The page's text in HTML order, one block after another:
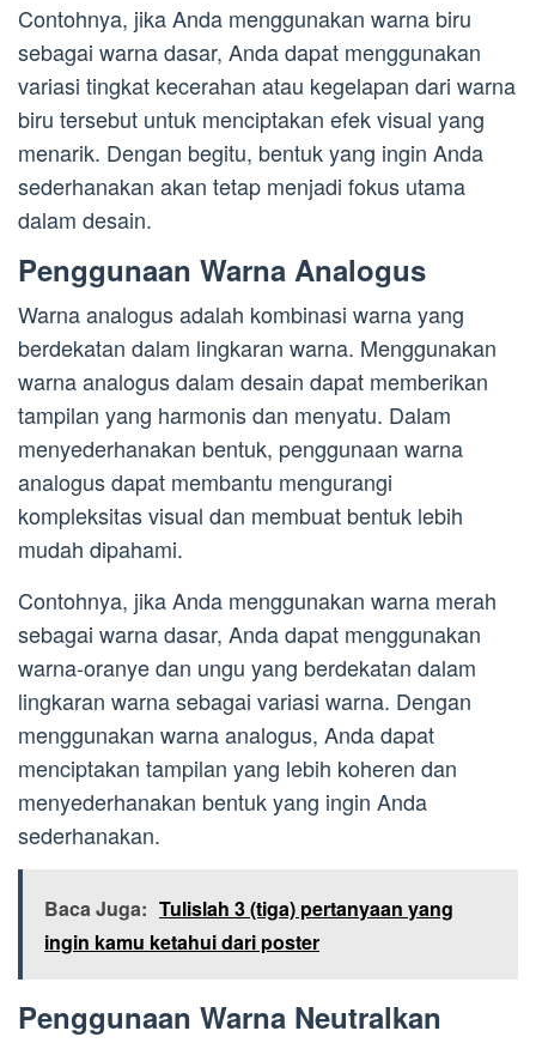
Contohnya, jika Anda menggunakan warna biru
sebagai warna dasar, Anda dapat menggunakan
variasi tingkat kecerahan atau kegelapan dari warna
biru tersebut untuk menciptakan efek visual yang
menarik. Dengan begitu, bentuk yang ingin Anda
sederhanakan akan tetap menjadi fokus utama
dalam desain.
Penggunaan Warna Analogus
Warna analogus adalah kombinasi warna yang
berdekatan dalam lingkaran warna. Menggunakan
warna analogus dalam desain dapat memberikan
tampilan yang harmonis dan menyatu. Dalam
menyederhanakan bentuk, penggunaan warna
analogus dapat membantu mengurangi
kompleksitas visual dan membuat bentuk lebih
mudah dipahami.
Contohnya, jika Anda menggunakan warna merah
sebagai warna dasar, Anda dapat menggunakan
warna-oranye dan ungu yang berdekatan dalam
lingkaran warna sebagai variasi warna. Dengan
menggunakan warna analogus, Anda dapat
menciptakan tampilan yang lebih koheren dan
menyederhanakan bentuk yang ingin Anda
sederhanakan.
Baca Juga: Tulislah 3 (tiga) pertanyaan yang
ingin kamu ketahui dari poster
Penggunaan Warna Neutralkan